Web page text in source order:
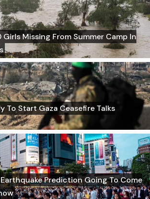
Missing From Summer Camp In
To Start Gaza Ceasefire Talks
Prediction Going To Come